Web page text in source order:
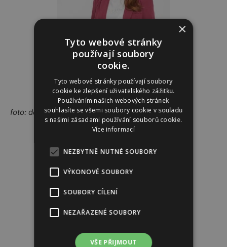
foto: depositphotos.com, ZOOT
×
Tyto webové stránky
používají soubory
cookie.
Tyto webové stránky používají soubory
cookie ke zlepšení uživatelského zážitku.
Používáním našich webových stránek
souhlasíte se všemi soubory cookie v souladu
s našimi zásadami používání souborů cookie.
Více informací
NEZBYTNĚ NUTNÉ SOUBORY
VÝKONOVÉ SOUBORY
SOUBORY CÍLENÍ
NEZAŘAZENÉ SOUBORY
VŠE PŘIJMOUT